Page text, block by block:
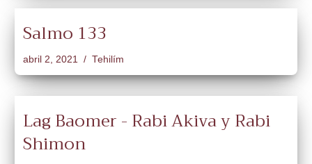
Salmo 133
abril 2, 2021 Tehilím
Lag Baomer - Rabi Akiva y Rabi
Shimon